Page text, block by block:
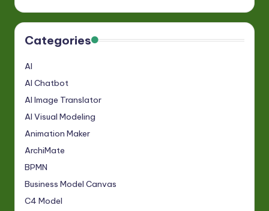
Categories
AI
AI Chatbot
AI Image Translator
AI Visual Modeling
Animation Maker
ArchiMate
BPMN
Business Model Canvas
C4 Model